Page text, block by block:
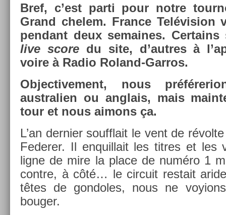
Bref, c’est parti pour notre
Grand chelem. Fran­ce Telévis­ion
pen­dant deux semaines.
live scoredu site, d’aut­res à
voire à Radio Roland-Garros.
Ob­jec­tive­ment, nous
australi­en ou an­glais, mais
tour et nous aimons ça.
L’an de­rni­er soufflait le vent de
Feder­er. Il en­quil­lait les tit­res et les
ligne de mire la place de numéro 1
con­tre, à côté… le cir­cuit re­stait
têtes de gon­doles, nous ne
boug­er.